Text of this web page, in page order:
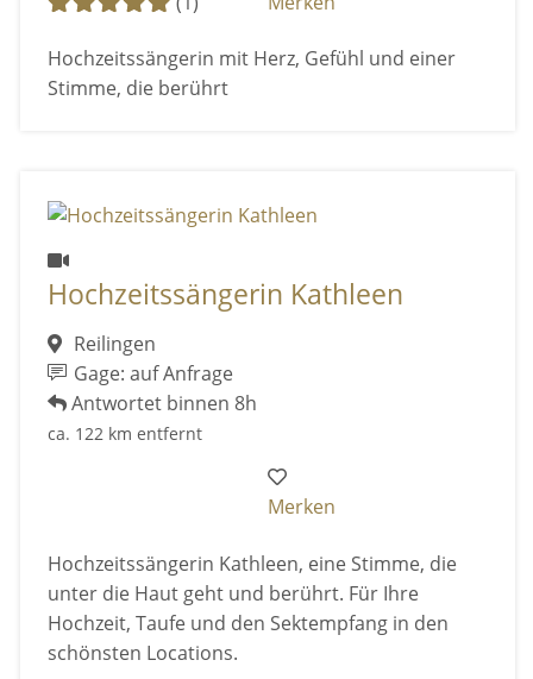
Hochzeitssängerin mit Herz, Gefühl und einer
Stimme, die berührt
Hochzeitssängerin Kathleen
Reilingen
Gage: auf Anfrage
Antwortet binnen 8h
ca. 122 km entfernt
Merken
Hochzeitssängerin Kathleen, eine Stimme, die
unter die Haut geht und berührt. Für Ihre
Hochzeit, Taufe und den Sektempfang in den
schönsten Locations.